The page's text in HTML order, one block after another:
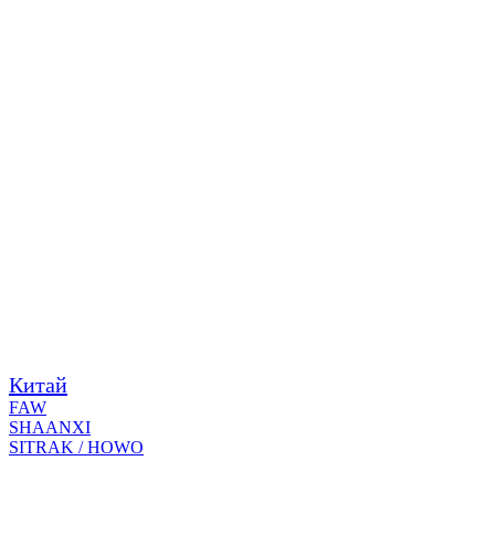
Китай
FAW
SHAANXI
SITRAK / HOWO